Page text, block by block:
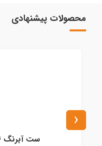
محصولات پیشنهادی
ست آبرنگ ۳۶رنگ افرا کد ۰۵۱
‹